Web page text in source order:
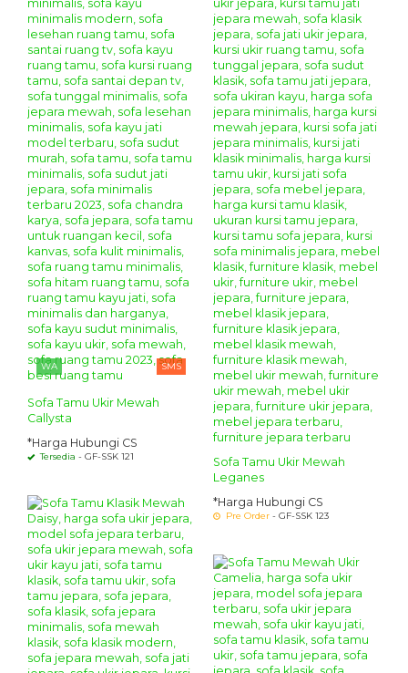
Sofa Tamu Ukir Mewah
Leganes
*Harga Hubungi CS
Pre Order - GF-SSK 123
WA SMS
Sofa Tamu Ukir Mewah
Callysta
*Harga Hubungi CS
Tersedia - GF-SSK 121